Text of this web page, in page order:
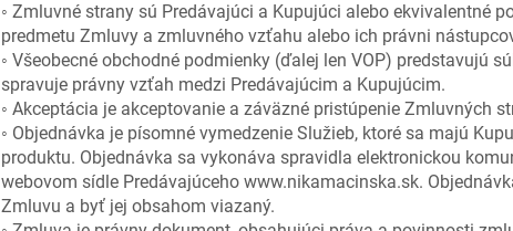
◦ Zmluvné strany sú Predávajúci a Kupujúci alebo ekvivalentné
predmetu Zmluvy a zmluvného vzťahu alebo ich právni
◦ Všeobecné obchodné podmienky (ďalej len VOP) predstavujú
spravuje právny vzťah medzi Predávajúcim a Kupujúcim.
◦ Akceptácia je akceptovanie a záväzné pristúpenie Zmluvných
◦ Objednávka je písomné vymedzenie Služieb, ktoré sa majú
produktu. Objednávka sa vykonáva spravidla elektronickou
webovom sídle Predávajúceho www.nikamacinska.sk.
Zmluvu a byť jej obsahom viazaný.